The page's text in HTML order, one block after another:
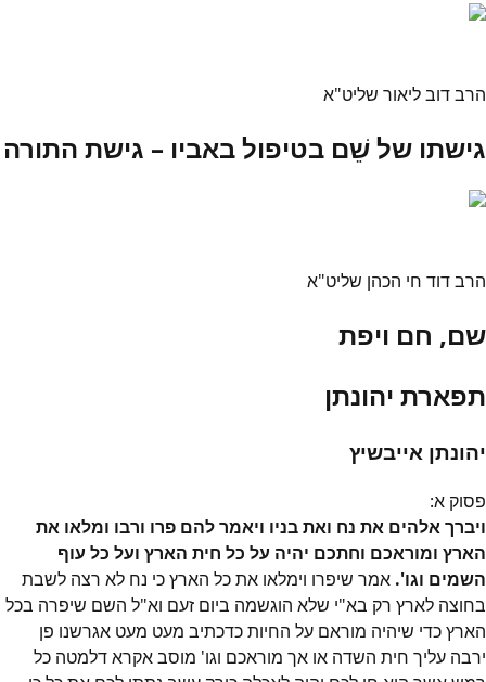
הרב דוב ליאור שליט"א
גישתו של שֵׁם בטיפול באביו – גישת התורה
הרב דוד חי הכהן שליט"א
שם, חם ויפת
תפארת יהונתן
יהונתן אייבשיץ
פסוק א:
ויברך אלהים את נח ואת בניו ויאמר להם פרו ורבו ומלאו את
הארץ ומוראכם וחתכם יהיה על כל חית הארץ ועל כל עוף
השמים וגו'. אמר שיפרו וימלאו את כל הארץ כי נח לא רצה לשבת
בחוצה לארץ רק בא"י שלא הוגשמה ביום זעם וא"ל השם שיפרה בכל
הארץ כדי שיהיה מוראם על החיות כדכתיב מעט מעט אגרשנו פן
ירבה עליך חית השדה או אך מוראכם וגו' מוסב אקרא דלמטה כל